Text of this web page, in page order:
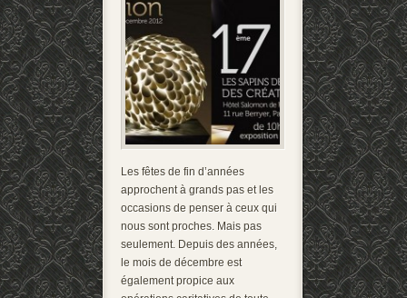
Les fêtes de fin d’années
approchent à grands pas et les
occasions de penser à ceux qui
nous sont proches. Mais pas
seulement. Depuis des années,
le mois de décembre est
également propice aux